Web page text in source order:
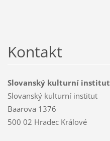
Kontakt
Slovanský kulturní institut
Slovanský kulturní institut
Baarova 1376
500 02 Hradec Králové